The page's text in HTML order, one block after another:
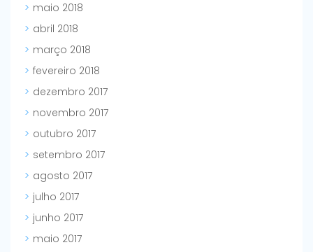
maio 2018
abril 2018
março 2018
fevereiro 2018
dezembro 2017
novembro 2017
outubro 2017
setembro 2017
agosto 2017
julho 2017
junho 2017
maio 2017